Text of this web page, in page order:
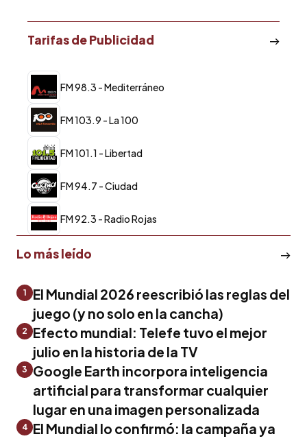
Tarifas de Publicidad
FM 98.3 - Mediterráneo
FM 103.9 - La 100
FM 101.1 - Libertad
FM 94.7 - Ciudad
FM 92.3 - Radio Rojas
Lo más leído
1
El Mundial 2026 reescribió las reglas del
juego (y no solo en la cancha)
2
Efecto mundial: Telefe tuvo el mejor
julio en la historia de la TV
3
Google Earth incorpora inteligencia
artificial para transformar cualquier
lugar en una imagen personalizada
4 El Mundial lo confirmó: la campaña ya